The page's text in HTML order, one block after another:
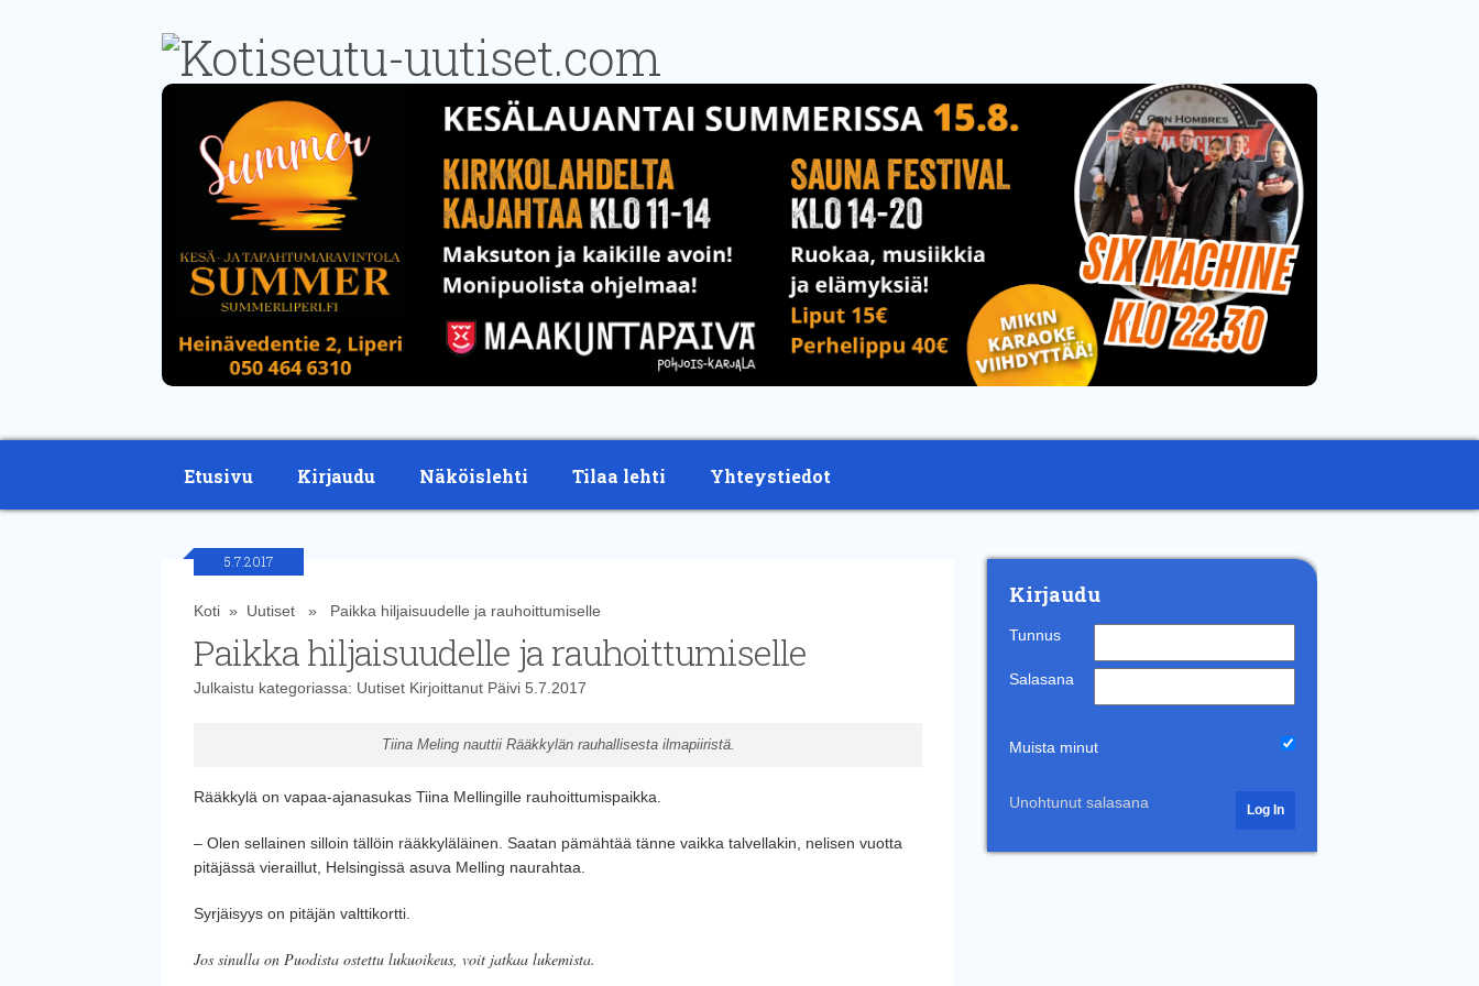
Etusivu Kirjaudu Näköislehti Tilaa lehti Yhteystiedot
5.7.2017
Koti» Uutiset» Paikka hiljaisuudelle ja rauhoittumiselle
Paikka hiljaisuudelle ja rauhoittumiselle
Julkaistu kategoriassa: UutisetKirjoittanut Päivi5.7.2017
Tiina Meling nauttii Rääkkylän rauhallisesta ilmapiiristä.
Rääkkylä on vapaa-ajanasukas Tiina Mellingille rauhoittumispaikka.
– Olen sellainen silloin tällöin rääkkyläläinen. Saatan pämähtää tänne vaikka talvellakin, nelisen vuotta
pitäjässä vieraillut, Helsingissä asuva Melling naurahtaa.
Syrjäisyys on pitäjän valttikortti.
Jos sinulla on Puodista ostettu lukuoikeus, voit jatkaa lukemista.
Kirjaudu
Tunnus
Salasana
Muista minut
Unohtunut salasana